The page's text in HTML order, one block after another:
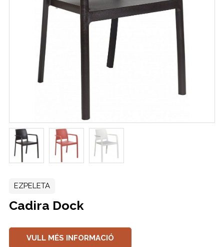
EZPELETA
Cadira Dock
VULL MÉS INFORMACIÓ